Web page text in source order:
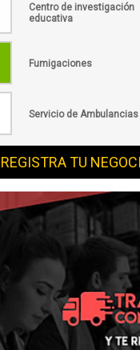
Centro de investigación
educativa
Fumigaciones
Servicio de Ambulancias
REGISTRA TU